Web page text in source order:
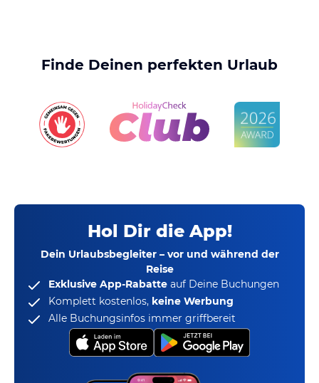
Finde Deinen perfekten Urlaub
Hol Dir die App!
Dein Urlaubsbegleiter – vor und während der
Reise
Exklusive App-Rabatte auf Deine Buchungen
Komplett kostenlos, keine Werbung
Alle Buchungsinfos immer griffbereit